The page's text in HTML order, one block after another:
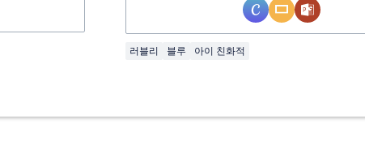
러블리 블루 아이 친화적